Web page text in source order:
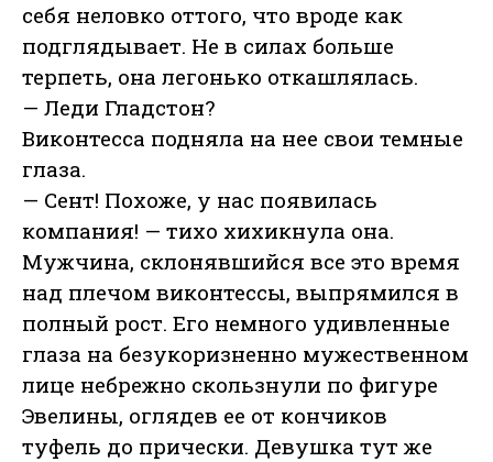
себя неловко оттого, что вроде как
подглядывает. Не в силах больше
терпеть, она легонько откашлялась.
— Леди Гладстон?
Виконтесса подняла на нее свои темные
глаза.
— Сент! Похоже, у нас появилась
компания! — тихо хихикнула она.
Мужчина, склонявшийся все это время
над плечом виконтессы, выпрямился в
полный рост. Его немного удивленные
глаза на безукоризненно мужественном
лице небрежно скользнули по фигуре
Эвелины, оглядев ее от кончиков
туфель до прически. Девушка тут же